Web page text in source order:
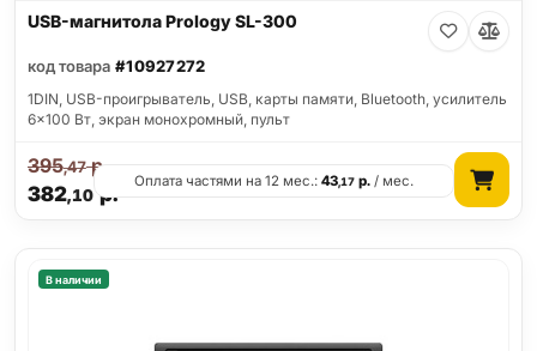
USB-магнитола Prology SL-300
код товара #10927272
1DIN, USB-проигрыватель, USB, карты памяти, Bluetooth, усилитель
6x100 Вт, экран монохромный, пульт
382,10р.
395,47р.
Оплата частями на 12 мес.:43,17 р. / мес.
В наличии